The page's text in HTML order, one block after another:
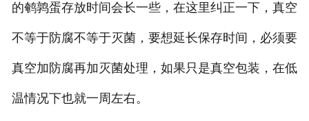
的鹌鹑蛋存放时间会长一些，在这里纠正一下，真空
不等于防腐不等于灭菌，要想延长保存时间，必须要
真空加防腐再加灭菌处理，如果只是真空包装，在低
温情况下也就一周左右。